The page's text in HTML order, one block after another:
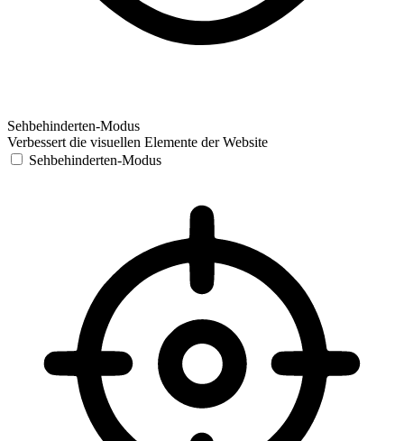
Sehbehinderten-Modus
Verbessert die visuellen Elemente der Website
Sehbehinderten-Modus